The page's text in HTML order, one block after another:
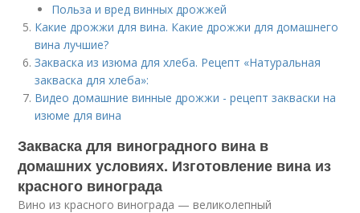
Польза и вред винных дрожжей
Какие дрожжи для вина. Какие дрожжи для домашнего
вина лучшие?
Закваска из изюма для хлеба. Рецепт «Натуральная
закваска для хлеба»:
Видео домашние винные дрожжи - рецепт закваски на
изюме для вина
Закваска для виноградного вина в
домашних условиях. Изготовление вина из
красного винограда
Вино из красного винограда — великолепный